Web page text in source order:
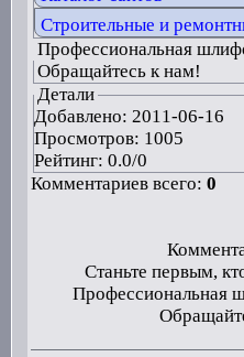
Строительные и
Профессиональная
Обращайтесь к нам!
Детали
Добавлено: 2011-06-16
Просмотров: 1005
Рейтинг: 0.0/0
Комментариев всего: 0
Станьте первым,
Профессиональная